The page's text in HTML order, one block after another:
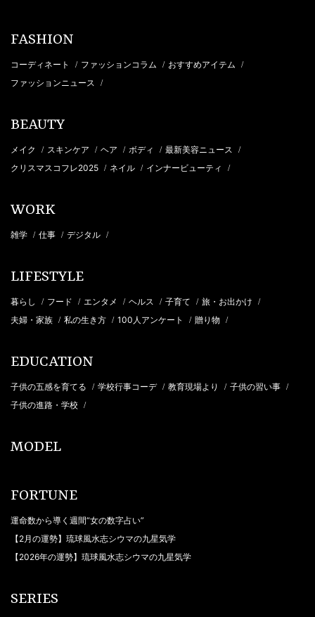
FASHION
コーディネート / ファッションコラム / おすすめアイテム /
ファッションニュース /
BEAUTY
メイク / スキンケア / ヘア / ボディ / 最新美容ニュース /
クリスマスコフレ2025 / ネイル / インナービューティ /
WORK
雑学 / 仕事 / デジタル /
LIFESTYLE
暮らし / フード / エンタメ / ヘルス / 子育て / 旅・お出かけ /
夫婦・家族 / 私の生き方 / 100人アンケート / 贈り物 /
EDUCATION
子供の五感を育てる / 学校行事コーデ / 教育現場より / 子供の習い事 /
子供の進路・学校 /
MODEL
FORTUNE
運命数から導く週間“女の数字占い”
【2月の運勢】琉球風水志シウマの九星気学
【2026年の運勢】琉球風水志シウマの九星気学
SERIES